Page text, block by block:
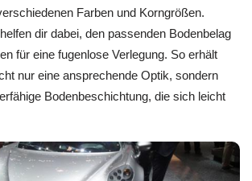
Farben und Korngrößen.
dir dabei, den passenden Bodenbelag
für eine fugenlose Verlegung. So erhält
nur eine ansprechende Optik, sondern
Bodenbeschichtung, die sich leicht